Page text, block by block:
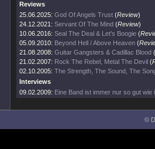
Reviews
25.06.2025: God Of Angels Trust (Review)
24.12.2021: Servant Of The Mind (Review)
10.06.2016: Seal The Deal & Let's Boogie (
05.09.2010: Beyond Hell / Above Heaven (
21.08.2008: Guitar Gangsters & Cadillac Blood (
21.02.2007: Rock The Rebel, Metal The Devil (
02.10.2005: The Strength, The Sound, The
Interviews
09.02.2009: Eine Band ist immer nur so gut wie
©